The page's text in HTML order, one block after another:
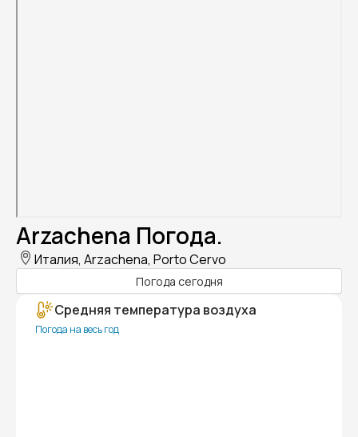
Arzachena Погода.
Италия, Arzachena, Porto Cervo
Погода сегодня
Средняя температура воздуха
Погода на весь год